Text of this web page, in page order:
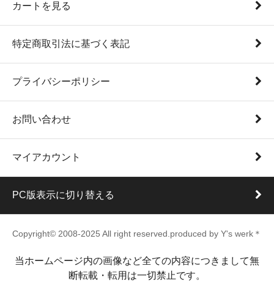
カートを見る
特定商取引法に基づく表記
プライバシーポリシー
お問い合わせ
マイアカウント
PC版表示に切り替える
Copyright© 2008-2025 All right reserved.produced by Y's werk＊
当ホームページ内の画像など全ての内容につきまして無
断転載・転用は一切禁止です。